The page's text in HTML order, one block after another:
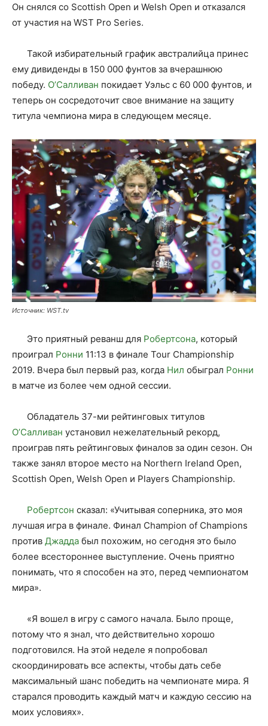
Он снялся со Scottish Open и Welsh Open и отказался
от участия на WST Pro Series.
Такой избирательный график австралийца принес
ему дивиденды в 150 000 фунтов за вчерашнюю
победу. О’Салливан покидает Уэльс с 60 000 фунтов, и
теперь он сосредоточит свое внимание на защиту
титула чемпиона мира в следующем месяце.
Источник: WST.tv
Это приятный реванш для Робертсона, который
проиграл Ронни 11:13 в финале Tour Championship
2019. Вчера был первый раз, когда Нил обыграл Ронни
в матче из более чем одной сессии.
Обладатель 37-ми рейтинговых титулов
О’Салливан установил нежелательный рекорд,
проиграв пять рейтинговых финалов за один сезон. Он
также занял второе место на Northern Ireland Open,
Scottish Open, Welsh Open и Players Championship.
Робертсон сказал: «Учитывая соперника, это моя
лучшая игра в финале. Финал Champion of Champions
против Джадда был похожим, но сегодня это было
более всестороннее выступление. Очень приятно
понимать, что я способен на это, перед чемпионатом
мира».
«Я вошел в игру с самого начала. Было проще,
потому что я знал, что действительно хорошо
подготовился. На этой неделе я попробовал
скоординировать все аспекты, чтобы дать себе
максимальный шанс победить на чемпионате мира. Я
старался проводить каждый матч и каждую сессию на
моих условиях».